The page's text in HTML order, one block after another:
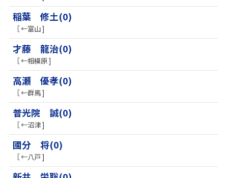
稲葉 修土(0)
［ ←富山 ]
才藤 龍治(0)
［ ←相模原 ]
高瀬 優孝(0)
［ ←群馬 ]
普光院 誠(0)
［ ←沼津 ]
國分 将(0)
［ ←八戸 ]